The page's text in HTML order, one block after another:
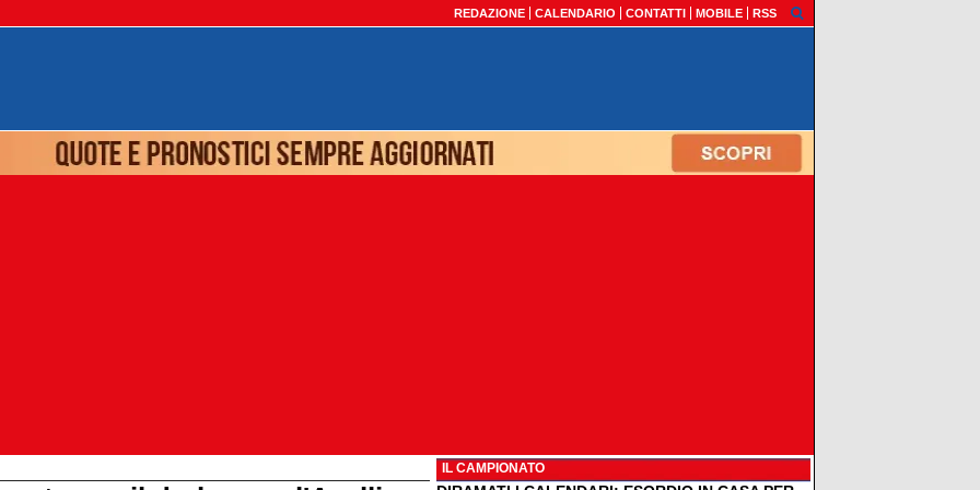
REDAZIONE CALENDARIO CONTATTI MOBILE RSS
IL CAMPIONATO